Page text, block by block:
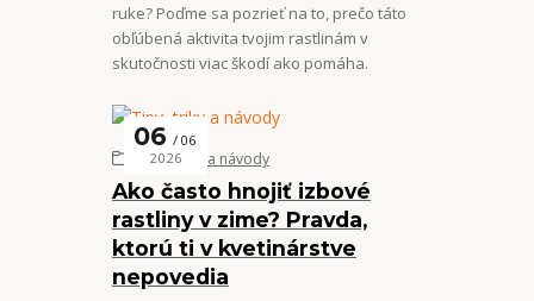
ruke? Poďme sa pozrieť na to, prečo táto
obľúbená aktivita tvojim rastlinám v
skutočnosti viac škodí ako pomáha.
Ako často hnojiť izbové
rastliny v zime? Pravda,
ktorú ti v kvetinárstve
nepovedia
06
06
2026
Tipy, triky a návody